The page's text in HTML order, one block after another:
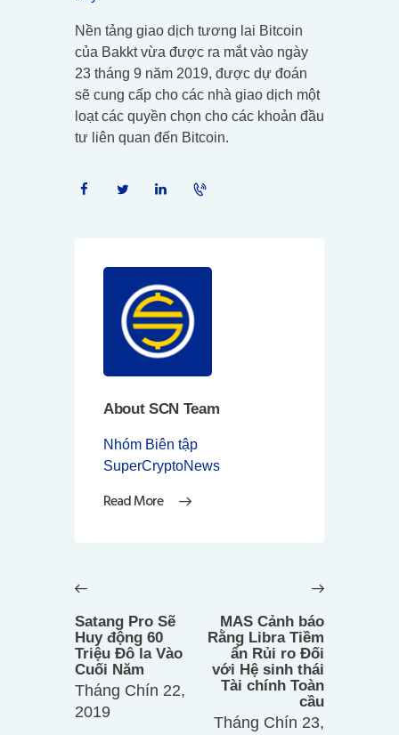
Nền tảng giao dịch tương lai Bitcoin
của Bakkt vừa được ra mắt vào ngày
23 tháng 9 năm 2019, được dự đoán
sẽ cung cấp cho các nhà giao dịch một
loạt các quyền chọn cho các khoản đầu
tư liên quan đến Bitcoin.
About SCN Team
Nhóm Biên tập
SuperCryptoNews
Read More
hướng
bài
viết
post:
Satang Pro Sẽ
Huy động 60
Triệu Đô la Vào
Cuối Năm
Tháng Chín 22,
2019
MAS Cảnh báo
Rằng Libra Tiềm
ẩn Rủi ro Đối
với Hệ sinh thái
Tài chính Toàn
cầu
Tháng Chín 23,